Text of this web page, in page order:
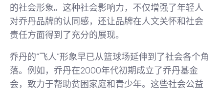
的社会形象。这种社会影响力，不仅增强了年轻人
对乔丹品牌的认同感，还让品牌在人文关怀和社会
责任方面得到了充分的展现。
乔丹的“飞人”形象早已从篮球场延伸到了社会各个角
落。例如，乔丹在2000年代初期成立了乔丹基金
会，致力于帮助贫困家庭和青少年。这些社会公益